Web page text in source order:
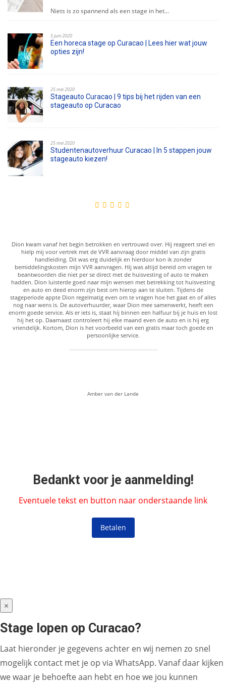
Niets is zo spannend als een stage in het...
5 juni 2020
Een horeca stage op Curacao | Lees hier wat jouw
opties zijn!
25 mei 2020
Stageauto Curacao | 9 tips bij het rijden van een
stageauto op Curacao
25 mei 2020
Studentenautoverhuur Curacao | In 5 stappen jouw
stageauto kiezen!
Dion kwam vanaf het begin betrokken en vertrouwd over. Hij reageert snel en
hielp mij voor vertrek met de VVR aanvraag door middel van zijn gratis
handleiding. Dit was erg duidelijk en hierdoor kon ik zonder
bemiddelingskosten mijn VVR aanvragen. Hij was altijd bereid om vragen te
beantwoorden die niet per se direct met de huisvesting of auto te maken
hadden. Dion luisterde goed naar mijn wensen met betrekking tot huisvesting
en auto en deed enorm zijn best om hierop aan te sluiten. Tijdens de
stageperiode appte Dion regelmatig even om te vragen hoe het gaat en of alles
nog naar wens is. De autoverhuurder, waar Dion mee samenwerkt, heeft een
enorm goede service. Als er iets is, staat hij binnen een halfuur bij je huis en lost
hij het op. Daarnaast controleert hij elke maand even de auto en is hij erg
vriendelijk. Kortom, Dion is het voorbeeld van een gratis maar toch goede en
persoonlijke service.
Amber van der Lande
Bedankt voor je aanmelding!
Eventuele tekst en button naar onderstaande link
Betalen
×
Stage lopen op Curacao?
Laat hieronder je gegevens achter en wij nemen zo snel
mogelijk contact met je op via WhatsApp. Vanaf daar kijken
we waar je behoefte aan hebt en hoe we jou kunnen